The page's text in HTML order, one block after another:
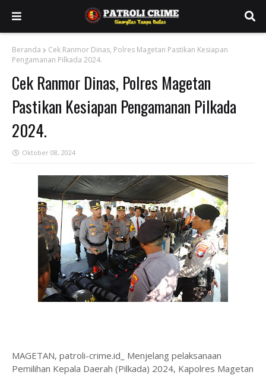
Beranda
Cek Ranmor Dinas, Polres Magetan Pastikan Kesiapan
Pengamanan Pilkada 2024.
Cek Ranmor Dinas, Polres Magetan
Pastikan Kesiapan Pengamanan Pilkada
2024.
Oktober 08, 2024
MAGETAN, patroli-crime.id_ Menjelang pelaksanaan
Pemilihan Kepala Daerah (Pilkada) 2024, Kapolres Magetan